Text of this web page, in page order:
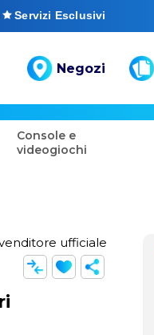
Servizi Esclusivi
Negozi
Console e
videogiochi
ufficiale